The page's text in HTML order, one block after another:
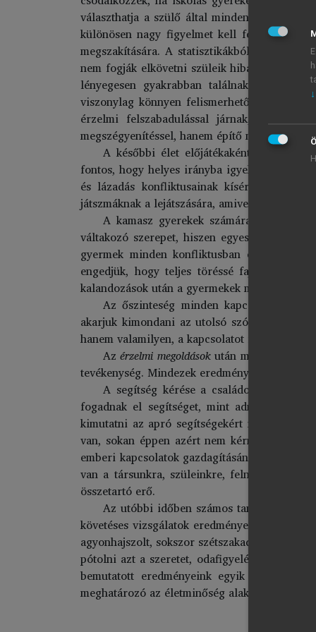
választhatja a szülő által mindenáron tiltott
különösen nagy figyelmet kell fordítani a
megszakítására. A statisztikákból ismert,
nem fogják elkövetni szüleik hibáit. Saját
lényegesen gyakrabban találnak olyan
viszonylag könnyen felismerhetőek, és bár
érzelmi felszabadulással járnak, ha
megszégyenítéssel, hanem építő módon kell
A későbbi élet előjátékaként a
fontos, hogy helyes irányba igyekezzünk
és lázadás konfliktusainak kísérleti
játszmáknak a lejátszására, amivel a
A kamasz gyerekek számára a két
váltakozó szerepet, hiszen egyes
gyermek minden konfliktusban érezze,
engedjük, hogy teljes töréssé fajuljon a
kalandozások után a gyermekek mindig
Az őszinteség minden kapcsolatban
akarjuk kimondani az utolsó szót. Ezért
hanem valamilyen, a kapcsolatot romboló
Azérzelmi megoldásokután mindig
tevékenység. Mindezek eredményeként a
A segítség kérése a családon belül is
fogadnak el segítséget, mint adnak, ez
kimutatni az apró segítségekért is. A
van, sokan éppen azért nem kérnek
emberi kapcsolatok gazdagításának egyik
van a társunkra, szüleinkre, felnövő
összetartó erő.
Az utóbbi időben számos tanulmány
követéses vizsgálatok eredményei szerint a
agyonhajszolt, sokszor szétszakadt
pótolni azt a szeretet, odafigyelési hiányt,
bemutatott eredményeink egyik alapvető
meghatározó az életminőség alakításában.
↓